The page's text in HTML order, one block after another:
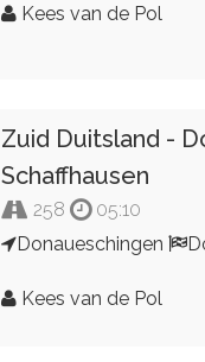
Kees van de Pol
Zuid Duitsland -
Schaffhausen
258
05:10
Donaueschingen
Kees van de Pol